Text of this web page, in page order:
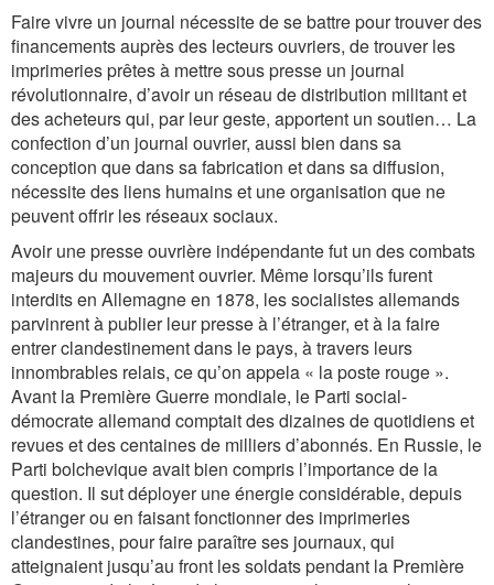
Faire vivre un journal nécessite de se battre pour trouver des
financements auprès des lecteurs ouvriers, de trouver les
imprimeries prêtes à mettre sous presse un journal
révolutionnaire, d’avoir un réseau de distribution militant et
des acheteurs qui, par leur geste, apportent un soutien… La
confection d’un journal ouvrier, aussi bien dans sa
conception que dans sa fabrication et dans sa diffusion,
nécessite des liens humains et une organisation que ne
peuvent offrir les réseaux sociaux.
Avoir une presse ouvrière indépendante fut un des combats
majeurs du mouvement ouvrier. Même lorsqu’ils furent
interdits en Allemagne en 1878, les socialistes allemands
parvinrent à publier leur presse à l’étranger, et à la faire
entrer clandestinement dans le pays, à travers leurs
innombrables relais, ce qu’on appela « la poste rouge ».
Avant la Première Guerre mondiale, le Parti social-
démocrate allemand comptait des dizaines de quotidiens et
revues et des centaines de milliers d’abonnés. En Russie, le
Parti bolchevique avait bien compris l’importance de la
question. Il sut déployer une énergie considérable, depuis
l’étranger ou en faisant fonctionner des imprimeries
clandestines, pour faire paraître ses journaux, qui
atteignaient jusqu’au front les soldats pendant la Première